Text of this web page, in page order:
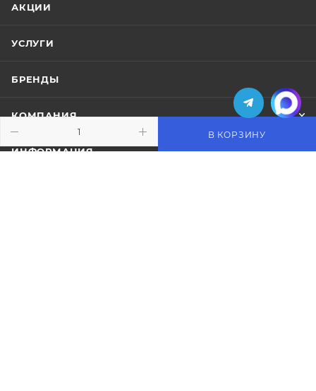
В КОРЗИНУ
АКЦИИ
УСЛУГИ
БРЕНДЫ
КОМПАНИЯ
ИНФОРМАЦИЯ